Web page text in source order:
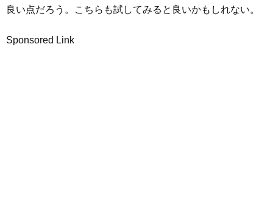
良い点だろう。こちらも試してみると良いかもしれない。
Sponsored Link